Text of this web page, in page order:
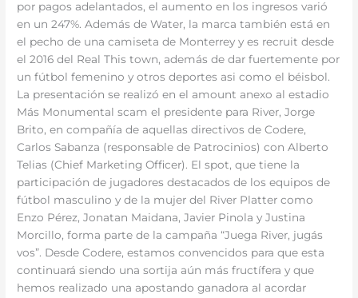
por pagos adelantados, el aumento en los ingresos varió
en un 247%. Además de Water, la marca también está en
el pecho de una camiseta de Monterrey y es recruit desde
el 2016 del Real This town, además de dar fuertemente por
un fútbol femenino y otros deportes asi como el béisbol.
La presentación se realizó en el amount anexo al estadio
Más Monumental scam el presidente para River, Jorge
Brito, en compañía de aquellas directivos de Codere,
Carlos Sabanza (responsable de Patrocinios) con Alberto
Telias (Chief Marketing Officer). El spot, que tiene la
participación de jugadores destacados de los equipos de
fútbol masculino y de la mujer del River Platter como
Enzo Pérez, Jonatan Maidana, Javier Pinola y Justina
Morcillo, forma parte de la campaña “Juega River, jugás
vos”. Desde Codere, estamos convencidos para que esta
continuará siendo una sortija aún más fructífera y que
hemos realizado una apostando ganadora al acordar